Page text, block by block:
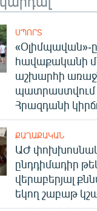
ՍՊՈՐՏ
«Օլիմպավան»-
հավաքականի
աշխարհի
պատրաստվում
Հրազդանի
ՔԱՂԱՔԱԿԱՆ
ԱԺ
ընդդիմադիր
վերաբերյալ
եկող շաբաթ